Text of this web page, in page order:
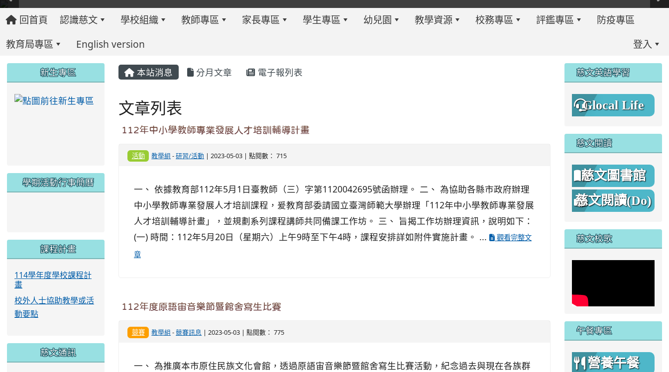
回首頁 認識慈文 學校組織 教師專區 家長專區 學生專區 幼兒園 教學資源 校務專區 評鑑專區
防疫專區
教育局專區
English version 登入
本站消息 分月文章 電子報列表
文章列表
112年中小學教師專業發展人才培訓輔導計畫
活動 教學組 -研習/活動 | 2023-05-03 | 點閱數： 715
一、 依據教育部112年5月1日臺教師（三）字第1120042695號函辦理。 二、 為協助各縣市政府辦理
中小學教師專業發展人才培訓課程，爰教育部委請國立臺灣師範大學辦理「112年中小學教師專業發展
人才培訓輔導計畫」，並規劃系列課程講師共同備課工作坊。 三、 旨揭工作坊辦理資訊，說明如下：
(一) 時間：112年5月20日（星期六）上午9時至下午4時，課程安排詳如附件實施計畫。 ...
觀看完整文
章
112年度原語宙音樂節暨館舍寫生比賽
競賽 教學組 -競賽訊息 | 2023-05-03 | 點閱數： 775
一、 為推廣本市原住民族文化會館，透過原語宙音樂節暨館舍寫生比賽活動，紀念過去與現在各族群
新生專區
link to https://www.twes.tyc.edu.tw/modules/tadnews/index.php?ncsn=6
學期活動行事簡曆
link to https://www.twes.tyc.edu.tw/uploads/tad_blocks/image/113-1%E6%B4%BB%E5%8B%95%E8%A1%8C%E4%BA%8B%E7%B0%A1%E6%9B%86.jpg \
link to https://www.twes.tyc.edu.tw/uploads/tad_blocks/image/114-2%E6%B4%BB%E5%8B%95%E8%A1%8C%E4%BA%8B%E7%B0%A1%E6%9B%86A.png
課程計畫
114學年度學校課程計
畫
校外人士協助教學或活
動要點
慈文通訊
慈文英語學習
Glocal Life
慈文閱讀
慈文圖書館
慈文閱讀(Do)
慈文校歌
午餐專區
營養午餐